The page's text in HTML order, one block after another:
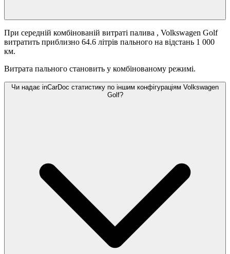
При середній комбінованій витраті палива , Volkswagen Golf
витратить приблизно 64.6 літрів пального на відстань 1 000
км.
Витрата пального становить у комбінованому режимі.
Чи надає inCarDoc статистику по іншим конфігураціям Volkswagen
Golf?